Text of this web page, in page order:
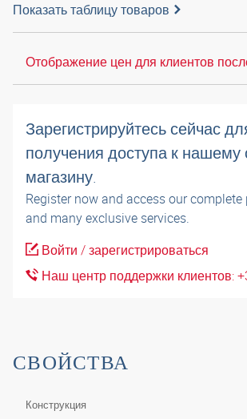
Показать таблицу товаров
Отображение цен для клиентов
Зарегистрируйтесь сейчас
получения доступа к нашему
магазину.
Register now and access our
and many exclusive services.
Войти / зарегистрироваться
Наш центр поддержки клиентов:
СВОЙСТВА
Конструкция